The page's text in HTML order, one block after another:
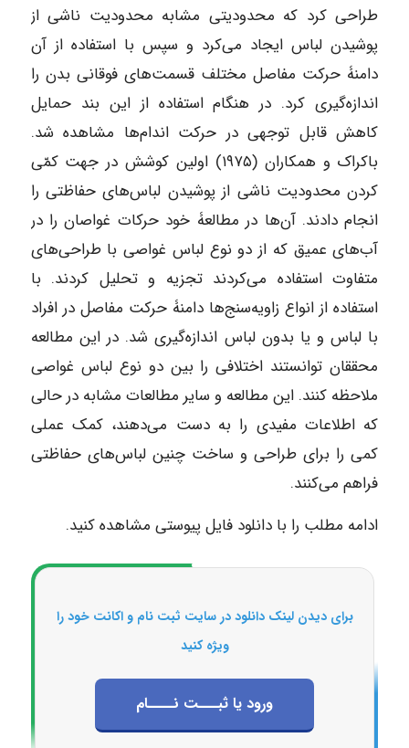
طراحی کرد که محدودیتی مشابه محدودیت ناشی از
پوشیدن لباس ایجاد می‌کرد و سپس با استفاده از آن
دامنۀ حرکت مفاصل مختلف قسمت‌های فوقانی بدن را
اندازه‌گیری کرد. در هنگام استفاده از این بند حمایل
کاهش قابل توجهی در حرکت اندام‌ها مشاهده شد.
باکراک و همکاران (۱۹۷۵) اولین کوشش در جهت کمّی
کردن محدودیت ناشی از پوشیدن لباس‌های حفاظتی را
انجام دادند. آن‌ها در مطالعۀ خود حرکات غواصان را در
آب‌های عمیق که از دو نوع لباس غواصی با طراحی‌های
متفاوت استفاده می‌کردند تجزیه و تحلیل کردند. با
استفاده از انواع زاویه‌سنج‌ها دامنۀ حرکت مفاصل در افراد
با لباس و یا بدون لباس اندازه‌گیری شد. در این مطالعه
محققان توانستند اختلافی را بین دو نوع لباس غواصی
ملاحظه کنند. این مطالعه و سایر مطالعات مشابه در حالی
که اطلاعات مفیدی را به دست می‌دهند، کمک عملی
کمی را برای طراحی و ساخت چنین لباس‌های حفاظتی
فراهم می‌کنند.
ادامه مطلب را با دانلود فایل پیوستی مشاهده کنید.
برای دیدن لینک دانلود در سایت ثبت نام و اکانت خود را
ویژه کنید
ورود یا ثبـــت نــــام